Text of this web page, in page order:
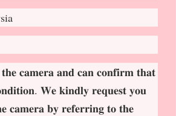
𝐜𝐚𝐦𝐞𝐫𝐚 𝐚𝐧𝐝 𝐜𝐚𝐧 𝐜𝐨𝐧𝐟𝐢𝐫𝐦 𝐭𝐡𝐚𝐭
𝐖𝐞 𝐤𝐢𝐧𝐝𝐥𝐲 𝐫𝐞𝐪𝐮𝐞𝐬𝐭 𝐲𝐨𝐮
𝐜𝐚𝐦𝐞𝐫𝐚 𝐛𝐲 𝐫𝐞𝐟𝐞𝐫𝐫𝐢𝐧𝐠 𝐭𝐨 𝐭𝐡𝐞